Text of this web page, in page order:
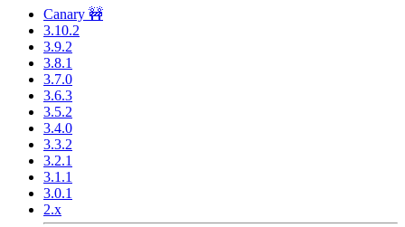
Canary 🚧
3.10.2
3.9.2
3.8.1
3.7.0
3.6.3
3.5.2
3.4.0
3.3.2
3.2.1
3.1.1
3.0.1
2.x